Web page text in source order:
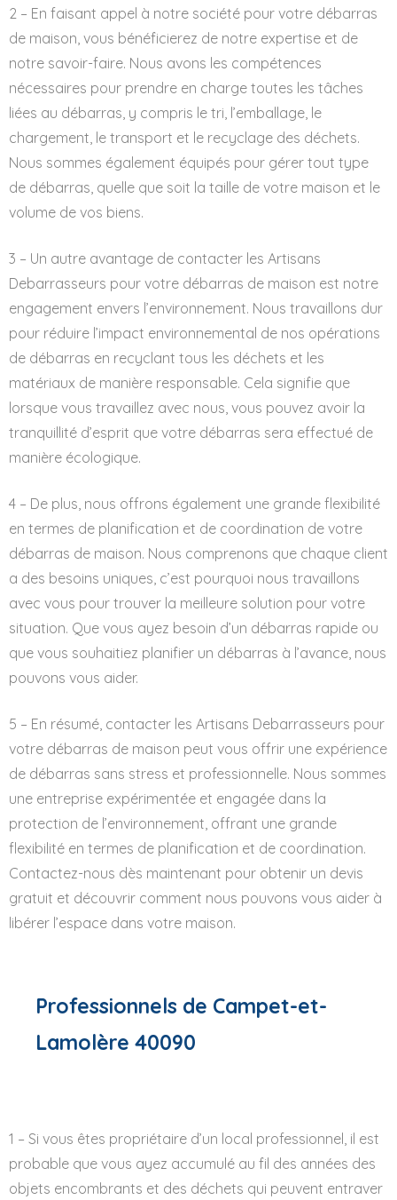
2 – En faisant appel à notre société pour votre débarras
de maison, vous bénéficierez de notre expertise et de
notre savoir-faire. Nous avons les compétences
nécessaires pour prendre en charge toutes les tâches
liées au débarras, y compris le tri, l’emballage, le
chargement, le transport et le recyclage des déchets.
Nous sommes également équipés pour gérer tout type
de débarras, quelle que soit la taille de votre maison et le
volume de vos biens.
3 – Un autre avantage de contacter les Artisans
Debarrasseurs pour votre débarras de maison est notre
engagement envers l’environnement. Nous travaillons dur
pour réduire l’impact environnemental de nos opérations
de débarras en recyclant tous les déchets et les
matériaux de manière responsable. Cela signifie que
lorsque vous travaillez avec nous, vous pouvez avoir la
tranquillité d’esprit que votre débarras sera effectué de
manière écologique.
4 – De plus, nous offrons également une grande flexibilité
en termes de planification et de coordination de votre
débarras de maison. Nous comprenons que chaque client
a des besoins uniques, c’est pourquoi nous travaillons
avec vous pour trouver la meilleure solution pour votre
situation. Que vous ayez besoin d’un débarras rapide ou
que vous souhaitiez planifier un débarras à l’avance, nous
pouvons vous aider.
5 – En résumé, contacter les Artisans Debarrasseurs pour
votre débarras de maison peut vous offrir une expérience
de débarras sans stress et professionnelle. Nous sommes
une entreprise expérimentée et engagée dans la
protection de l’environnement, offrant une grande
flexibilité en termes de planification et de coordination.
Contactez-nous dès maintenant pour obtenir un devis
gratuit et découvrir comment nous pouvons vous aider à
libérer l’espace dans votre maison.
Professionnels de Campet-et-
Lamolère 40090
1 – Si vous êtes propriétaire d’un local professionnel, il est
probable que vous ayez accumulé au fil des années des
objets encombrants et des déchets qui peuvent entraver